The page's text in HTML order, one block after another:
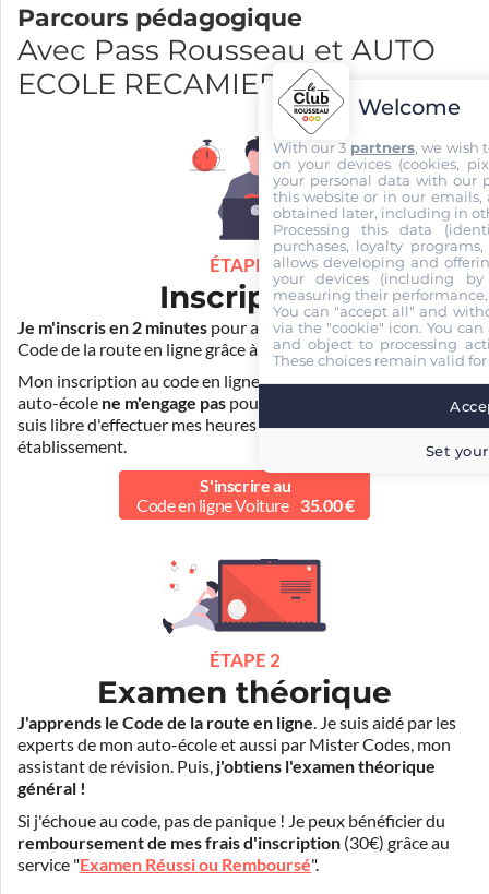
Parcours pédagogique
Avec Pass Rousseau et AUTO
ECOLE RECAMIER
ÉTAPE 1
Inscription
Je m'inscris en 2 minutes pour accéder à ma formation au
Code de la route en ligne grâce à
Pass Rousseau Voiture.
Mon inscription au code en ligne voiture auprès de mon
auto-école ne m'engage pas pour la suite de ma formation. Je
suis libre d'effectuer mes heures de conduite dans un autre
établissement.
S'inscrire au
Code en ligne Voiture
35.00 €
ÉTAPE 2
Examen théorique
J'apprends le Code de la route en ligne. Je suis aidé par les
experts de mon auto-école et aussi par Mister Codes, mon
assistant de révision. Puis, j'obtiens l'examen théorique
général !
Si j'échoue au code, pas de panique ! Je peux bénéficier du
remboursement de mes frais d'inscription (30€) grâce au
service "Examen Réussi ou Remboursé".
Welcome
With our 3 partners, we wish
on your devices (cookies,
your personal data with our
this website or in our emails,
obtained later, including in
Processing this data
purchases, loyalty
allows developing and
your devices (including
measuring their
You can "accept all" and
via the "cookie" icon. You
and object to processing
These choices remain valid
Set